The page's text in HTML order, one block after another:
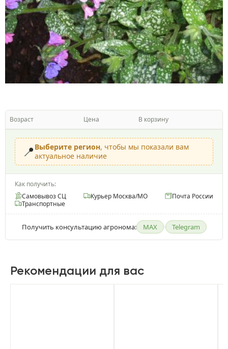
Возраст Цена В корзину
📍 Выберите регион, чтобы мы показали вам
актуальное наличие
Как получить:
Самовывоз СЦ
Курьер Москва/МО
Почта России
Транспортные
Получить консультацию агронома: MAX · Telegram
Рекомендации для вас